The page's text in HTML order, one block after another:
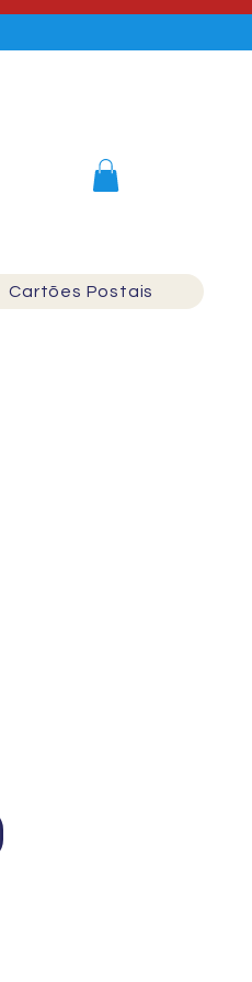
Cartões Postais